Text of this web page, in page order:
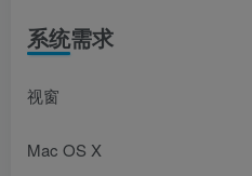
系统需求
视窗
Mac OS X